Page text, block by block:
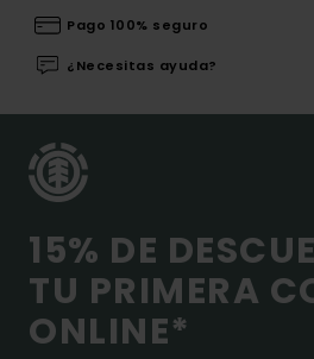
Pago 100% seguro
¿Necesitas ayuda?
15% DE
TU PRIMERA
ONLINE*